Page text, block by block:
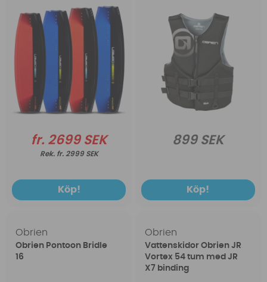
fr. 2699 SEK
fr. 2999 SEK
Köp!
899 SEK
Köp!
Obrien
Obrien Pontoon Bridle
16
Obrien
Vattenskidor Obrien JR
Vortex 54 tum med JR
X7 binding